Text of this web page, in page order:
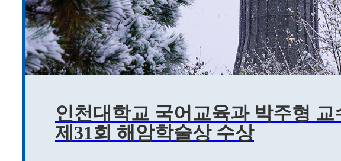
인천대학교 국어교육과 박주형 교
제31회 해암학술상 수상